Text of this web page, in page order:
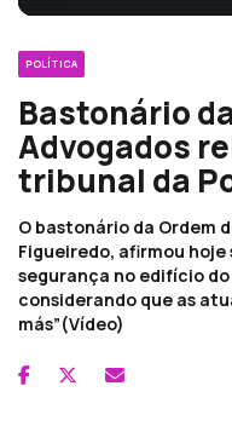
POLÍTICA
Bastonário
Advogados
tribunal da
O bastonário da Ordem
Figueiredo, afirmou
segurança no edifício
considerando que as
más”(Vídeo)